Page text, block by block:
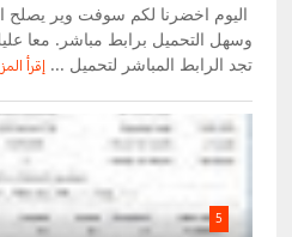
اليوم اخضرنا لكم سوفت وير يصلح
وسهل التحميل برابط مباشر. معا
تجد الرابط المباشر لتحميل ... إقرأ
5